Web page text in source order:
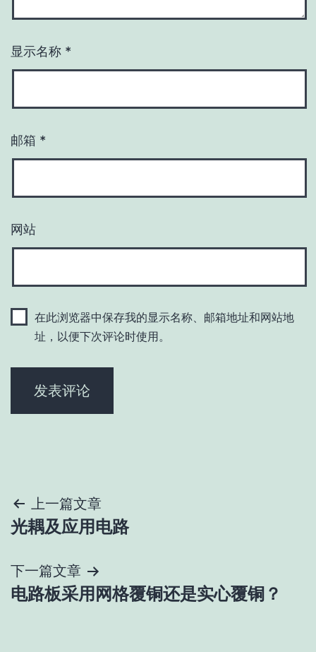
显示名称 *
邮箱 *
网站
在此浏览器中保存我的显示名称、邮箱地址和网站地
址，以便下次评论时使用。
文
章
导
航
上一篇文章
光耦及应用电路
下一篇文章
电路板采用网格覆铜还是实心覆铜？